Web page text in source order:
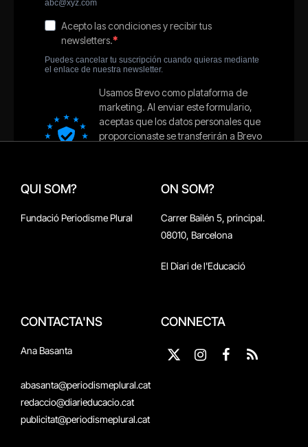
QUI SOM?
Fundació Periodisme Plural
ON SOM?
Carrer Bailén 5, principal.
08010, Barcelona
El Diari de l'Educació
CONTACTA'NS
Ana Basanta
abasanta@periodismeplural.cat
redaccio@diarieducacio.cat
publicitat@periodismeplural.cat
CONNECTA
X
InstagramFacebook
RSS